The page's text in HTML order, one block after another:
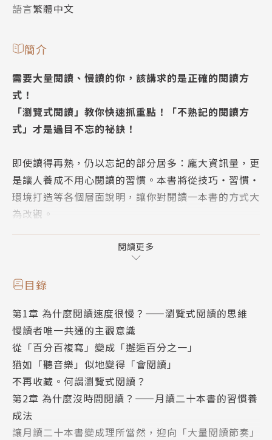
語言繁體中文
簡介
需要大量閱讀、慢讀的你，該講求的是正確的閱讀方
式！
「瀏覽式閱讀」教你快速抓重點！「不熟記的閱讀方
式」才是過目不忘的祕訣！
即使讀得再熟，仍以忘記的部分居多：龐大資訊量，更
是讓人養成不用心閱讀的習慣。本書將從技巧‧習慣‧
環境打造等各個層面說明，讓你對閱讀一本書的方式大
為改觀。
只有高產‧高評價的書評人才知道的閱讀高招──
邁向大量閱讀的3大步驟
高效率書評人才知道的4大過目不忘技巧
◆不會錯失要點的閱讀技巧！
快速瀏覽的3大參考依據
◆找出省略不看的部分才能節省時間！
加快閱讀速度的4大步驟
◆讓大量閱讀生活持之以恆！
書籍挑選與管理的7大重點
閱讀更多
目錄
第1章 為什麼閱讀速度很慢？——瀏覽式閱讀的思維
慢讀者唯一共通的主觀意識
從「百分百複寫」變成「邂逅百分之一」
猶如「聽音樂」似地變得「會閱讀」
不再收藏。何謂瀏覽式閱讀？
第2章 為什麼沒時間閱讀？——月讀二十本書的習慣養
成法
讓月讀二十本書變成理所當然，迎向「大量閱讀節奏」